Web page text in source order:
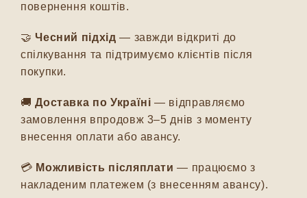
повернення коштів.
🤝Чесний підхід — завжди відкриті до
спілкування та підтримуємо клієнтів після
покупки.
🚚Доставка по Україні — відправляємо
замовлення впродовж 3–5 днів з моменту
внесення оплати або авансу.
💳 Можливість післяплати — працюємо з
накладеним платежем (з внесенням авансу).